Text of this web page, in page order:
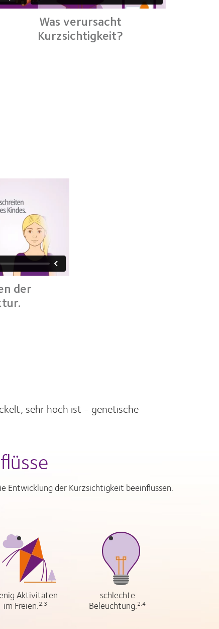
Was verursacht
Kurzsichtigkeit?
der
sehr hoch ist - genetische
Entwicklung der Kurzsichtigkeit beeinflussen.
Aktivitäten
im Freien.2.3
schlechte
Beleuchtung.2.4